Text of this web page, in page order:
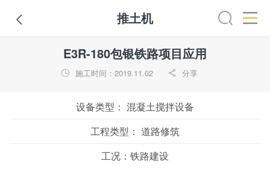
 推土机
推土机 压路机 平地机 装载机
E3R-180包银铁路项目应用
 施工时间：2019.11.02  分享
设备类型： 混凝土搅拌设备
工程类型： 道路修筑
工况： 铁路建设